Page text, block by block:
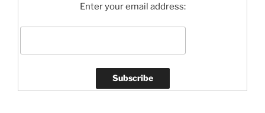
Enter your email address: